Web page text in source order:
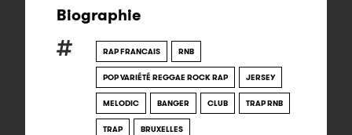
Biographie
RAP FRANCAIS RNB
POP VARIÉTÉ REGGAE ROCK RAP JERSEY
MELODIC BANGER CLUB TRAP RNB
TRAP BRUXELLES